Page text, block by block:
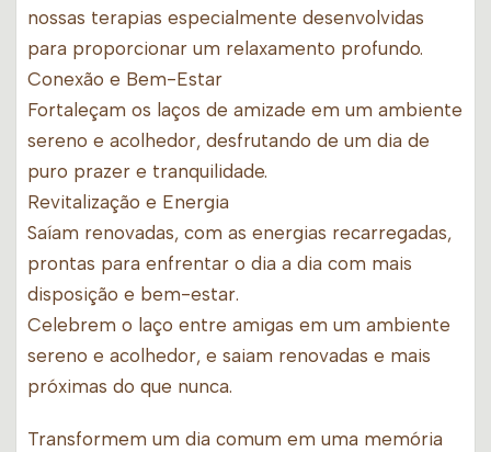
nossas terapias especialmente desenvolvidas
para proporcionar um relaxamento profundo.
Conexão e Bem-Estar
Fortaleçam os laços de amizade em um ambiente
sereno e acolhedor, desfrutando de um dia de
puro prazer e tranquilidade.
Revitalização e Energia
Saíam renovadas, com as energias recarregadas,
prontas para enfrentar o dia a dia com mais
disposição e bem-estar.
Celebrem o laço entre amigas em um ambiente
sereno e acolhedor, e saiam renovadas e mais
próximas do que nunca.
Transformem um dia comum em uma memória